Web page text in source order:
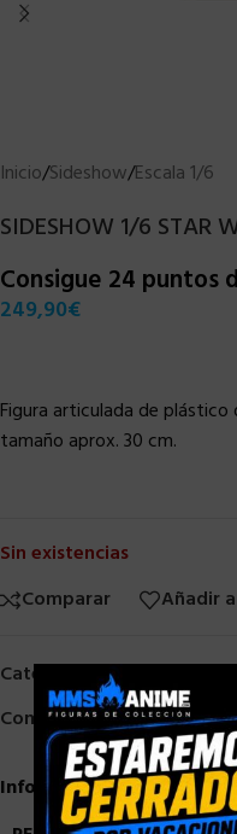
Inicio/Sideshow/Escala 1/6
SIDESHOW 1/6 STAR
Consigue 24 puntos
249,90€
Figura articulada de
tamaño aprox. 30 cm.
Sin existencias
Comparar
Añadir
Categorías:Escala 1/6,
Compartir:
Información adicional